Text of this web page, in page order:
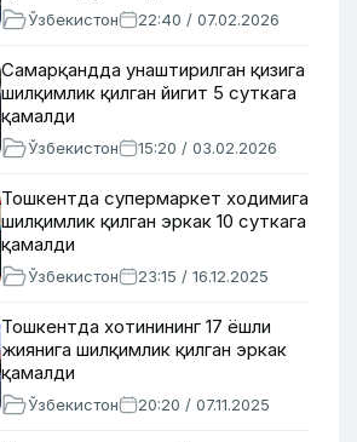
Ўзбекистон 22:40 / 07.02.2026
Самарқандда унаштирилган қизига
шилқимлик қилган йигит 5 суткага
қамалди
Ўзбекистон 15:20 / 03.02.2026
Тошкентда супермаркет ходимига
шилқимлик қилган эркак 10 суткага
қамалди
Ўзбекистон 23:15 / 16.12.2025
Тошкентда хотинининг 17 ёшли
жиянига шилқимлик қилган эркак
қамалди
Ўзбекистон 20:20 / 07.11.2025